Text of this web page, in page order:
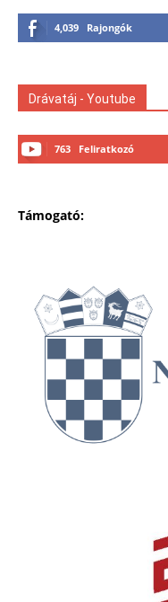
4,039 Rajongók
Drávatáj - Youtube
763 Feliratkozó
Támogató: